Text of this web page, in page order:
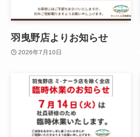
羽曳野店よりお知らせ
2026年7月10日